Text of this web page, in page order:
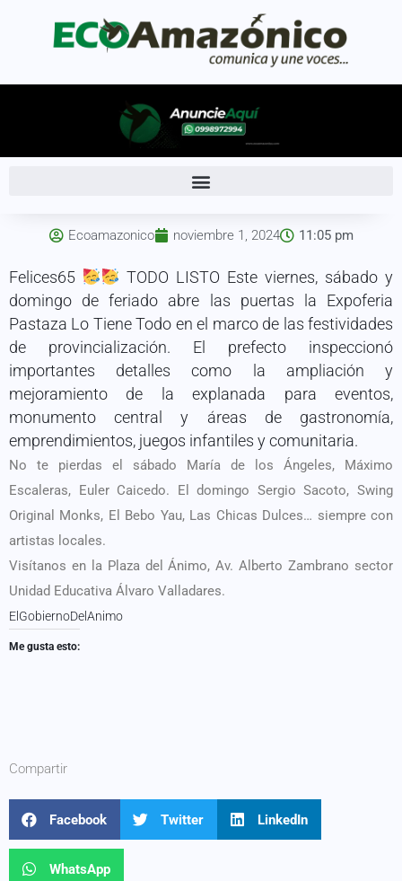
Ecoamazonico noviembre 1, 2024 11:05 pm
Felices65
TODO LISTO Este viernes, sábado y
domingo de feriado abre las puertas la Expoferia
Pastaza Lo Tiene Todo en el marco de las festividades
de provincialización. El prefecto inspeccionó
importantes detalles como la ampliación y
mejoramiento de la explanada para eventos,
monumento central y áreas de gastronomía,
emprendimientos, juegos infantiles y comunitaria.
No te pierdas el sábado María de los Ángeles, Máximo
Escaleras, Euler Caicedo. El domingo Sergio Sacoto, Swing
Original Monks, El Bebo Yau, Las Chicas Dulces… siempre con
artistas locales.
Visítanos en la Plaza del Ánimo, Av. Alberto Zambrano sector
Unidad Educativa Álvaro Valladares.
ElGobiernoDelAnimo
Me gusta esto:
Compartir
Facebook Twitter LinkedIn
WhatsApp